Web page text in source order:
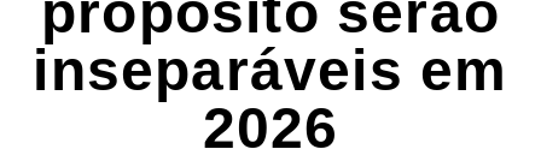
inseparáveis em
2026